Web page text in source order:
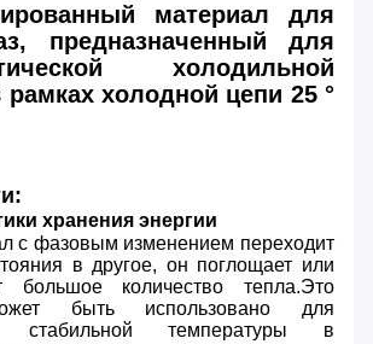
материал для
предназначенный для
холодильной
рамках холодной цепи 25 °
хранения энергии
с фазовым изменением переходит
в другое, он поглощает или
большое количество тепла.Это
быть использовано для
стабильной температуры в